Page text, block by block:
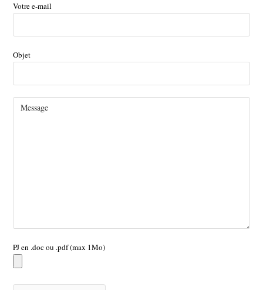
Votre e-mail
Objet
PJ en .doc ou .pdf (max 1Mo)